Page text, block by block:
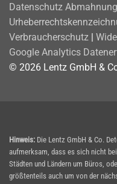
Datenschutz
Verbraucherschutz |
Google Analytics
© 2026 Lentz GmbH &
Hinweis: Die Lentz GmbH & Co.
aufmerksam, dass es sich nicht
Städten und Ländern um Büros,
größtenteils auch um von der